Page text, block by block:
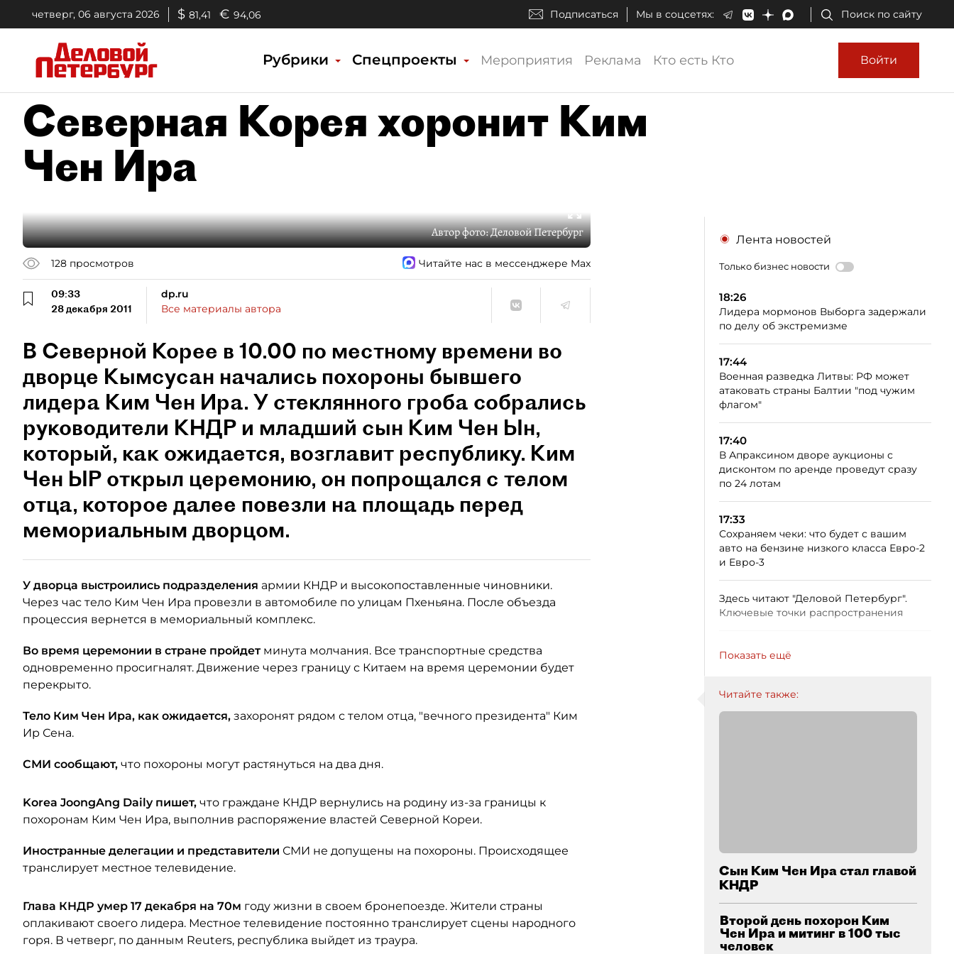
четверг, 06 августа 2026 $ 81,41 € 94,06 Подписаться Мы в соцсетях: Поиск по сайту
Рубрики Спецпроекты Мероприятия Реклама Кто есть Кто Войти
Северная Корея хоронит Ким
Чен Ира
Автор фото:Деловой Петербург
128 просмотров Читайте нас в мессенджере Max
09:33
28 декабря 2011
dp.ru
Все материалы автора
В Северной Корее в 10.00 по местному времени во
дворце Кымсусан начались похороны бывшего
лидера Ким Чен Ира. У стеклянного гроба собрались
руководители КНДР и младший сын Ким Чен Ын,
который, как ожидается, возглавит республику. Ким
Чен ЫР открыл церемонию, он попрощался с телом
отца, которое далее повезли на площадь перед
мемориальным дворцом.
У дворца выстроились подразделения армии КНДР и высокопоставленные чиновники.
Через час тело Ким Чен Ира провезли в автомобиле по улицам Пхеньяна. После объезда
процессия вернется в мемориальный комплекс.
Во время церемонии в стране пройдетминута молчания. Все транспортные средства
одновременно просигналят. Движение через границу с Китаем на время церемонии будет
перекрыто.
Тело Ким Чен Ира, как ожидается, захоронят рядом с телом отца, "вечного президента" Ким
Ир Сена.
СМИ сообщают, что похороны могут растянуться на два дня.
Korea JoongAng Daily пишет, что граждане КНДР вернулись на родину из-за границы к
похоронам Ким Чен Ира, выполнив распоряжение властей Северной Кореи.
Иностранные делегации и представители СМИ не допущены на похороны. Происходящее
транслирует местное телевидение.
Глава КНДР умер 17 декабря на 70м году жизни в своем бронепоезде. Жители страны
оплакивают своего лидера. Местное телевидение постоянно транслирует сцены народного
горя. В четверг, по данным Reuters, республика выйдет из траура.
Лента новостей
Только бизнес новости
18:26
Лидера мормонов Выборга задержали
по делу об экстремизме
17:44
Военная разведка Литвы: РФ может
атаковать страны Балтии "под чужим
флагом"
17:40
В Апраксином дворе аукционы с
дисконтом по аренде проведут сразу
по 24 лотам
17:33
Сохраняем чеки: что будет с вашим
авто на бензине низкого класса Евро-2
и Евро-3
Здесь читают "Деловой Петербург".
Ключевые точки распространения
Показать ещё
Читайте также:
Сын Ким Чен Ира стал главой
КНДР
Второй день похорон Ким
Чен Ира и митинг в 100 тыс
человек